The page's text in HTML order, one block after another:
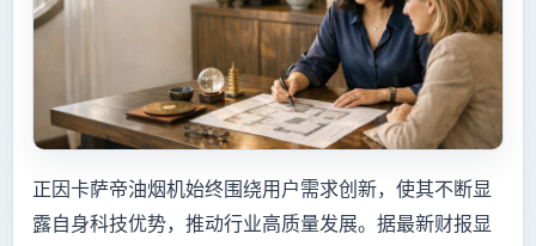
正因卡萨帝油烟机始终围绕用户需求创新，使其不断显
露自身科技优势，推动行业高质量发展。据最新财报显